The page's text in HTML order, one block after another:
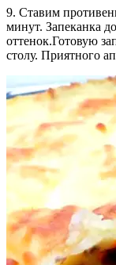
9. Ставим
минут. Запеканка
оттенок.Готовую
столу. Приятного